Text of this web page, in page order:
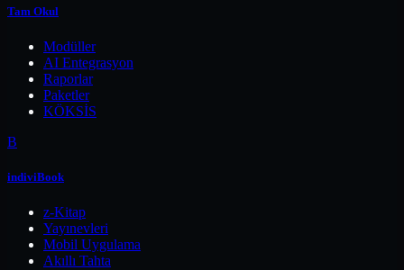
Tam Okul
Modüller
AI Entegrasyon
Raporlar
Paketler
KÖKSİS
B
indiviBook
z-Kitap
Yayınevleri
Mobil Uygulama
Akıllı Tahta